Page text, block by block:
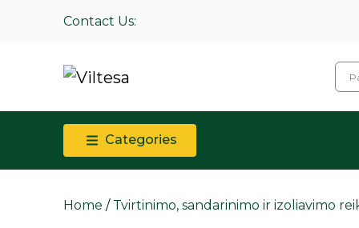
Contact Us:
Categories
Home / Tvirtinimo, sandarinimo ir izoliavimo